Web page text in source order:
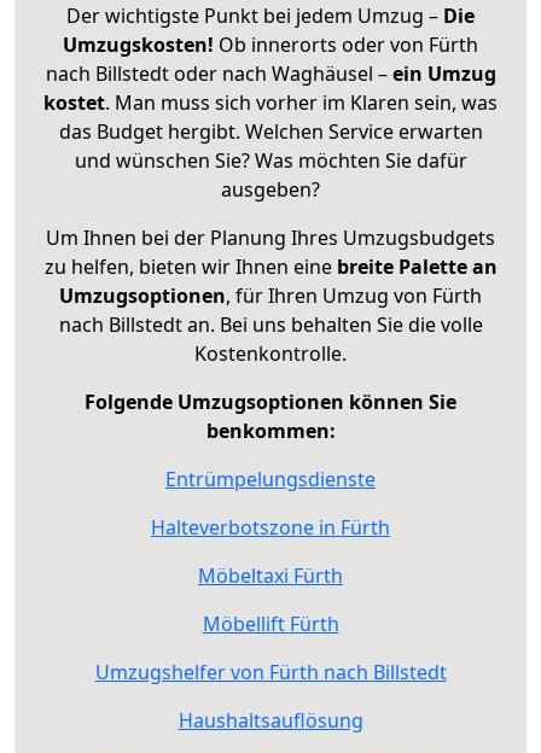
Der wichtigste Punkt bei jedem Umzug – Die
Umzugskosten! Ob innerorts oder von Fürth
nach Billstedt oder nach Waghäusel –ein Umzug
kostet. Man muss sich vorher im Klaren sein, was
das Budget hergibt. Welchen Service erwarten
und wünschen Sie? Was möchten Sie dafür
ausgeben?
Um Ihnen bei der Planung Ihres Umzugsbudgets
zu helfen, bieten wir Ihnen eine breite Palette an
Umzugsoptionen, für Ihren Umzug von Fürth
nach Billstedt an. Bei uns behalten Sie die volle
Kostenkontrolle.
Folgende Umzugsoptionen können Sie
benkommen:
Entrümpelungsdienste
Halteverbotszone in Fürth
Möbeltaxi Fürth
Möbellift Fürth
Umzugshelfer von Fürth nach Billstedt
Haushaltsauflösung